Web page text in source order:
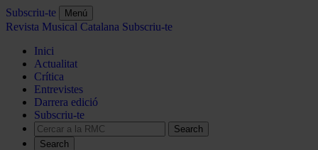
Subscriu-te Menú
Revista Musical Catalana Subscriu-te
Inici
Actualitat
Crítica
Entrevistes
Darrera edició
Subscriu-te
Search